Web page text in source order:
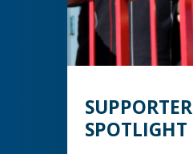
SPOTLIGHT